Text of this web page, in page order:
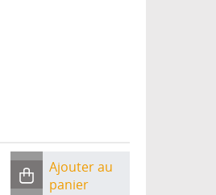
Ajouter au
panier